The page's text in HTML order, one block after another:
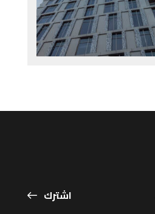
اشترك